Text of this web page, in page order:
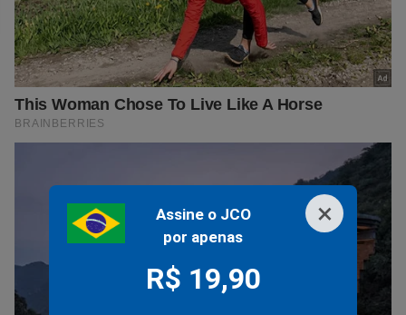
×
Assine o JCO
por apenas
R$ 19,90